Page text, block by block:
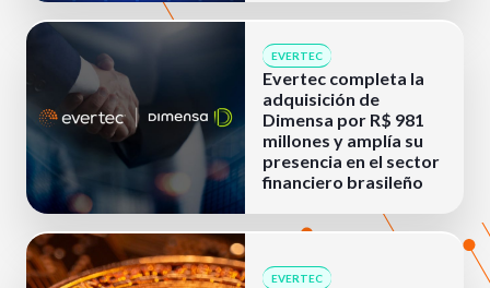
EVERTEC
Evertec completa la
adquisición de
Dimensa por R$ 981
millones y amplía su
presencia en el sector
financiero brasileño
EVERTEC